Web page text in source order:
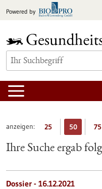
Inhalt
Powered by
anzeigen: 25 50 75
Ihre Suche ergab
Dossier - 16.12.2021